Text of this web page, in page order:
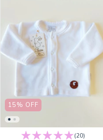
15% OFF
(20)